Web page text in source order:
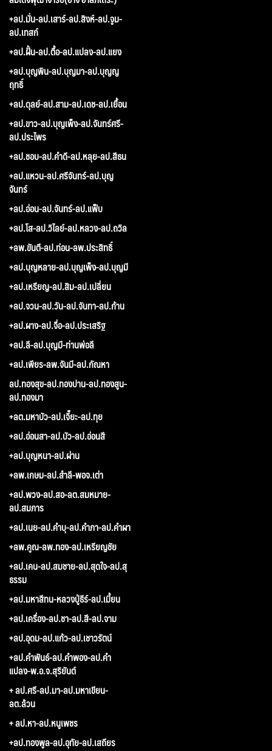
+ลป.มั่น-ลป.เสาร์-ลป.สิงห์-ลป.จูม-
ลป.เทสก์
+ลป.ฝั้น-ลป.ตื้อ-ลป.แปลง-ลป.แยง
+ลป.บุญพิน-ลป.บุญมา-ลป.บุญญ
ฤทธิ์
+ลป.ดุลย์-ลป.สาม-ลป.เดช-ลป.เยื้อน
+ลป.ขาว-ลป.บุญเพ็ง-ลป.จันทร์ศรี-
ลป.ประไพร
+ลป.ชอบ-ลป.คำดี-ลป.หลุย-ลป.สีธน
+ลป.แหวน-ลป.ศรีจันทร์-ลป.บุญ
จันทร์
+ลป.อ่อน-ลป.จันทร์-ลป.แฟ็บ
+ลป.โส-ลป.วิไลย์-ลป.หลวง-ลป.ถวิล
+ลพ.ขันตี-ลป.ท่อน-ลพ.ประสิทธิ์
+ลป.บุญหลาย-ลป.บุญเพ็ง-ลป.บุญมี
+ลป.เหรียญ-ลป.สิม-ลป.เปลี่ยน
+ลป.จวน-ลป.วัน-ลป.จันทา-ลป.ก้าน
+ลป.ผาง-ลป.จื่อ-ลป.ประเสริฐ
+ลป.ลี-ลป.บุญมี-ท่านพ่อลี
+ลป.เพียร-ลพ.จันมี-ลป.กัณหา
ลป.ทองสุข-ลป.ทองปาน-ลป.ทองสูน-
ลป.ทองมา
+ลต.มหาบัว-ลป.เจี๊ยะ-ลป.ทุย
+ลป.อ่อนสา-ลป.บัว-ลป.อ่อนสี
+ลป.บุญหนา-ลป.ผ่าน
+ลพ.เกษม-ลป.สำลี-พอจ.เต่า
+ลป.พวง-ลป.สอ-ลต.สมหมาย-
ลป.สมภาร
+ลป.เนย-ลป.คำบุ-ลป.คำภา-ลป.คำผา
+ลพ.คูณ-ลพ.ทอง-ลป.เหรียญชัย
+ลป.เคน-ลป.สมชาย-ลป.สุดใจ-ลป.สุ
ธรรม
+ลป.มหาสีทน-หลวงปู่ธีร์-ลป.เมี้ยน
+ลป.เครื่อง-ลป.ชา-ลป.สี-ลป.จาม
+ลป.อุดม-ลป.แก้ว-ลป.เชาวรัตน์
+ลป.คำพันธ์-ลป.คำพอง-ลป.คำ
แปลง-พ.อ.จ.สุริยันต์
+ ลป.ศรี-ลป.มา-ลป.มหาเขียน-
ลต.ล้วน
+ ลป.หา-ลป.หนูเพชร
+ลป.ทองพูล-ลป.อุทัย-ลป.เสถียร